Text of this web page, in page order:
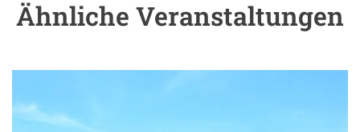
Ähnliche Veranstaltungen